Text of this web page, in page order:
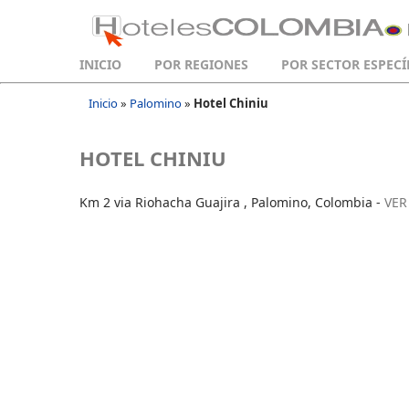
INICIO POR REGIONES POR SECTOR
Inicio» Palomino» Hotel Chiniu
HOTEL CHINIU
Km 2 via Riohacha Guajira , Palomino, Colombia -